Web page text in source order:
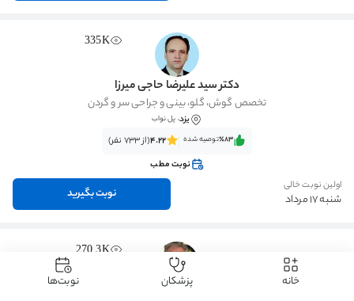
335K
دکتر سید علیرضا حاجی میرزا
تخصص گوش، گلو، بینی و جراحی سر و گردن
یزد، پل نواب
٪83‌‌‌توصیه شده 4.22(از 733 نفر)
نوبت مطب
اولین نوبت خالی
شنبه 17 مرداد نوبت بگیرید
270.3K
خانه پزشکان نوبت‌ها